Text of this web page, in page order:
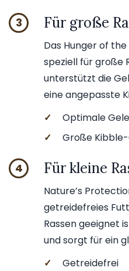
3 Für große
Das Hunger of
speziell für große
unterstützt die
eine angepasste
✓
Optimale
✓
Große
4 Für kleine
Nature’s
getreidefreies
Rassen geeignet
und sorgt für ein
✓
Getreidefrei